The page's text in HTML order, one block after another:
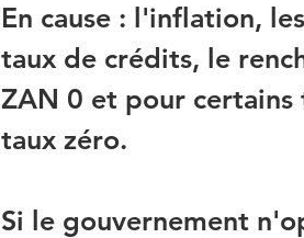
En cause : l'inflation,
taux de crédits, le
ZAN 0 et pour
taux zéro.
Si le gouvernement